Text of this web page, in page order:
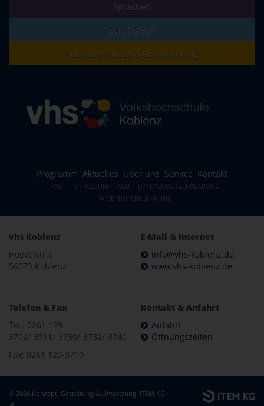
Sprachen
Beruf & EDV
Schulabschlüsse & Grundbildung
Programm Aktuelles Über uns Service Kontakt
FAQ IMPRESSUM AGB
DATENSCHUTZERKLÄRUNG
WIDERRUFSBELEHRUNG
vhs Koblenz
Hoevelstr.6
56073 Koblenz
E-Mail & Internet
info@vhs-koblenz.de
www.vhs-koblenz.de
Telefon & Fax
Tel.: 0261 129-
3702/-3711/-3730/-3732/-3740
Fax: 0261 129-3710
Kontakt & Anfahrt
Anfahrt
Öffnungszeiten
© 2026 Konzept, Gestaltung & Umsetzung: ITEM KG